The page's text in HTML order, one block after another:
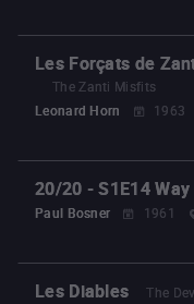
Les Forçats de
The Zanti Misfits
Leonard Horn
1963
20/20 - S1E14 Way
Paul Bosner 1961
Les Diables
The